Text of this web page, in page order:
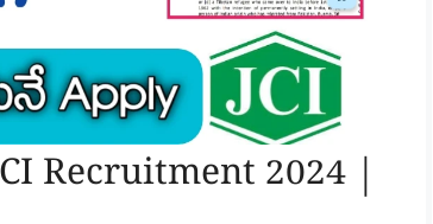
Recruitment 2024 |